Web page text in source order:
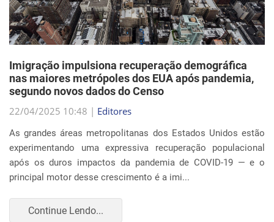
nas maiores metrópoles dos EUA após pandemia,
segundo novos dados do Censo
22/04/2025 10:48 |Editores
As grandes áreas metropolitanas dos Estados Unidos estão
experimentando uma expressiva recuperação populacional
após os duros impactos da pandemia de COVID-19 — e o
principal motor desse crescimento é a imi...
Continue Lendo...